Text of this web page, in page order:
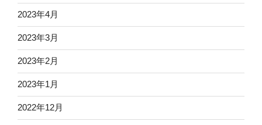
2023年4月
2023年3月
2023年2月
2023年1月
2022年12月